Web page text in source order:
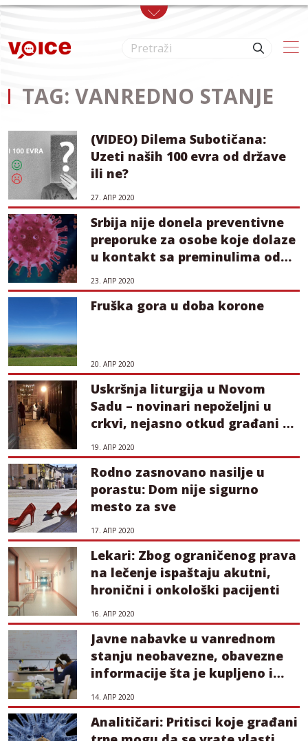
Skip to main content
TAG: VANREDNO STANJE
(VIDEO) Dilema Subotičana:
Uzeti naših 100 evra od države
ili ne?
27. АПР 2020
Srbija nije donela preventivne
preporuke za osobe koje dolaze
u kontakt sa preminulima od
kovida-19
23. АПР 2020
Fruška gora u doba korone
20. АПР 2020
Uskršnja liturgija u Novom
Sadu – novinari nepoželjni u
crkvi, nejasno otkud građani u
vreme policijskog časa
19. АПР 2020
Rodno zasnovano nasilje u
porastu: Dom nije sigurno
mesto za sve
17. АПР 2020
Lekari: Zbog ograničenog prava
na lečenje ispaštaju akutni,
hronični i onkološki pacijenti
16. АПР 2020
Javne nabavke u vanrednom
stanju neobavezne, obavezne
informacije šta je kupljeno i
koliko košta
14. АПР 2020
Analitičari: Pritisci koje građani